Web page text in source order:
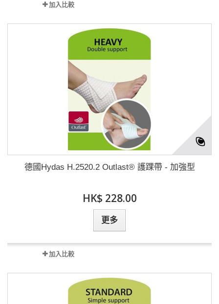
加入比較
德國Hydas H.2520.2 Outlast® 護踝帶 - 加強型
HK$ 228.00
更多
加入比較